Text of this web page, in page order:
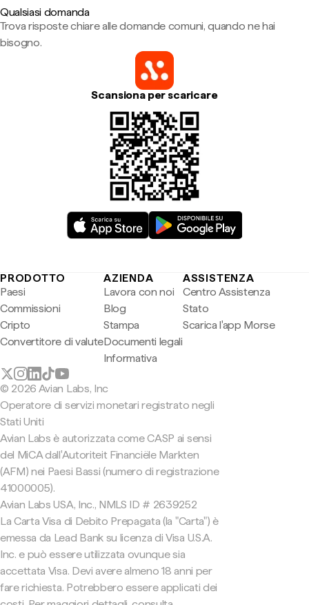
Qualsiasi domanda
Trova risposte chiare alle domande comuni, quando ne hai
bisogno.
Scansiona per scaricare
PRODOTTO
Paesi
Commissioni
Cripto
Convertitore di valute
AZIENDA
Lavora con noi
Blog
Stampa
Documenti legali
Informativa
ASSISTENZA
Centro Assistenza
Stato
Scarica l'app Morse
© 2026 Avian Labs, Inc
Operatore di servizi monetari registrato negli
Stati Uniti
Avian Labs è autorizzata come CASP ai sensi
del MiCA dall'Autoriteit Financiële Markten
(AFM) nei Paesi Bassi (numero di registrazione
41000005).
Avian Labs USA, Inc., NMLS ID # 2639252
La Carta Visa di Debito Prepagata (la "Carta") è
emessa da Lead Bank su licenza di Visa U.S.A.
Inc. e può essere utilizzata ovunque sia
accettata Visa. Devi avere almeno 18 anni per
fare richiesta. Potrebbero essere applicati dei